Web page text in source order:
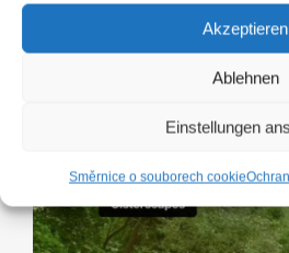
Akzeptieren
Ablehnen
Einstellungen
Směrnice o souborech cookie
dědictví a
evropských sítí